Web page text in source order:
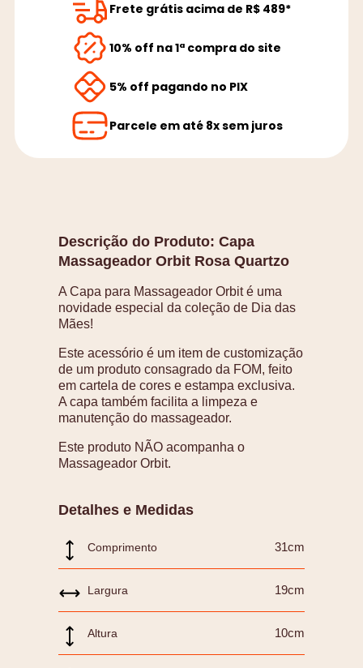
Frete grátis acima de R$ 489*
10% off na 1ª compra do site
5% off pagando no PIX
Parcele em até 8x sem juros
Descrição do Produto: Capa
Massageador Orbit Rosa Quartzo
A Capa para Massageador Orbit é uma
novidade especial da coleção de Dia das
Mães!
Este acessório é um item de customização
de um produto consagrado da FOM, feito
em cartela de cores e estampa exclusiva.
A capa também facilita a limpeza e
manutenção do massageador.
Este produto NÃO acompanha o
Massageador Orbit.
Detalhes e Medidas
Comprimento 31cm
Largura 19cm
Altura 10cm